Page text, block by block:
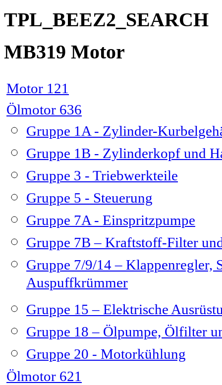
TPL_BEEZ2_SEARCH
MB319 Motor
Motor 121
Ölmotor 636
Gruppe 1A - Zylinder-
Gruppe 1B - Zylinderkopf und
Gruppe 3 - Triebwerkteile
Gruppe 5 - Steuerung
Gruppe 7A - Einspritzpumpe
Gruppe 7B – Kraftstoff-Filter
Gruppe 7/9/14 – Klappenregler,
Auspuffkrümmer
Gruppe 15 – Elektrische
Gruppe 18 – Ölpumpe, Ölfilter
Gruppe 20 - Motorkühlung
Ölmotor 621